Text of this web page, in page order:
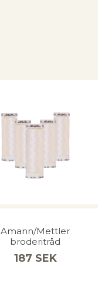
Amann/Mettler
broderitråd
187 SEK